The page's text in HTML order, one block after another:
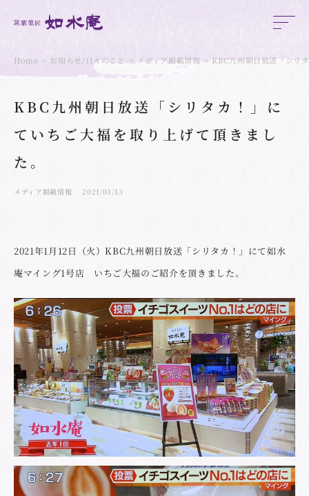
Home お知らせ/日々のこと メディア掲載情報 KBC九州朝日放送「シリ
KBC九州朝日放送「シリタカ！」に
ていちご大福を取り上げて頂きまし
た。
メディア掲載情報 2021/01/13
2021年1月12日（火）KBC九州朝日放送「シリタカ！」にて如水
庵マイング1号店 いちご大福のご紹介を頂きました。